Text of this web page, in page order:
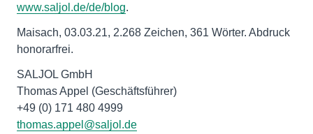
www.saljol.de/de/blog.
Maisach, 03.03.21, 2.268 Zeichen, 361 Wörter. Abdruck
honorarfrei.
SALJOL GmbH
Thomas Appel (Geschäftsführer)
thomas.appel@saljol.de